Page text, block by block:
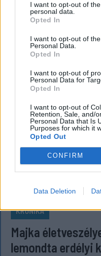
I want to opt-out of
personal data.
Opted In
I want to opt-out of
Personal Data.
Opted In
I want to opt-out of
Personal Data for
Opted In
I want to opt-out of
Retention, Sale, and/
Personal Data that Is
Purposes for which it
Opted Out
CONFIRM
Data Deletion
Feszt fesztiválra
kiváltó fenyegetés
KRÓNIKA
Majka
lemondta erdélyi